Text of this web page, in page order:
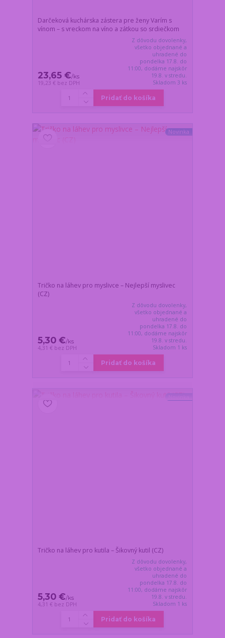
Darčeková kuchárska zástera pre ženy Varím s
vínom – s vreckom na víno a zátkou so srdiečkom
23,65 €/ks
19,23 € bez DPH
Z dôvodu dovolenky,
všetko objednané a
uhradené do
pondelka 17.8. do
11:00, dodáme najskôr
19.8. v stredu.
Skladom 3 ks
Pridať do košíka
Novinka
Tričko na láhev pro myslivce – Nejlepší myslivec
(CZ)
5,30 €/ks
4,31 € bez DPH
Z dôvodu dovolenky,
všetko objednané a
uhradené do
pondelka 17.8. do
11:00, dodáme najskôr
19.8. v stredu.
Skladom 1 ks
Pridať do košíka
Tričko na láhev pro kutila – Šikovný kutil (CZ)
5,30 €/ks
4,31 € bez DPH
Z dôvodu dovolenky,
všetko objednané a
uhradené do
pondelka 17.8. do
11:00, dodáme najskôr
19.8. v stredu.
Skladom 1 ks
Pridať do košíka